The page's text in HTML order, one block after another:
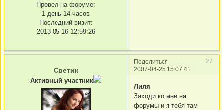
Провел на форуме:
1 день 14 часов
Последний визит:
2013-05-16 12:59:26
Поделиться
27
2007-04-25 15:07:41
Светик
Активный участник
Лиля
Заходи ко мне на
форумы и я тебя там